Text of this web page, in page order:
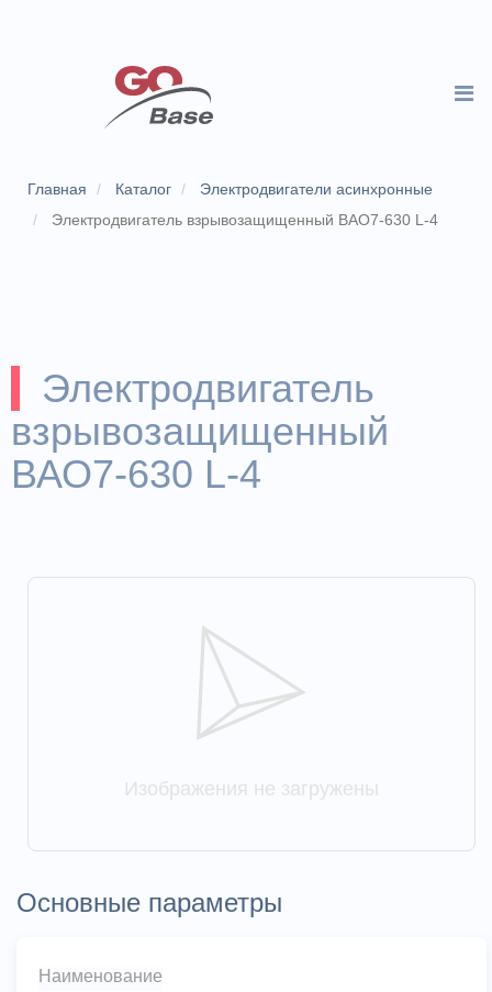
Главная Каталог
Электродвигатели асинхронные
Электродвигатель взрывозащищенный ВАО7-630 L-4
Электродвигатель
взрывозащищенный
ВАО7-630 L-4
Изображения не загружены
Основные параметры
Наименование